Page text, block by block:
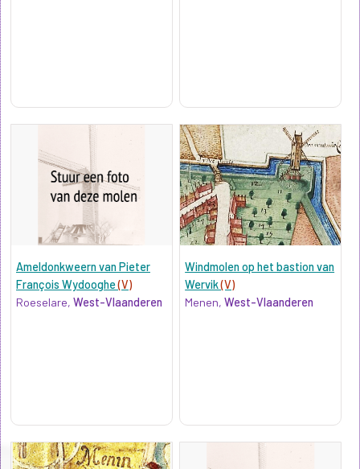
Ameldonkweern van Pieter
François Wydooghe(V)
Roeselare, West-Vlaanderen
Windmolen op het bastion van
Wervik(V)
Menen,West-Vlaanderen